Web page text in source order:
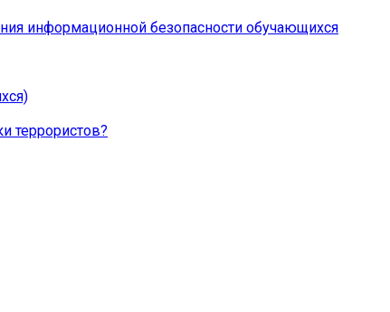
информационной безопасности обучающихся
террористов?